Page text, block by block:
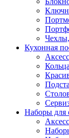
Кухонная
Наборы для